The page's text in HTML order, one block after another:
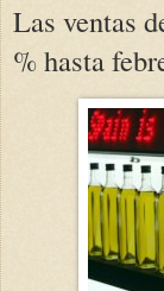
Las ventas
% hasta